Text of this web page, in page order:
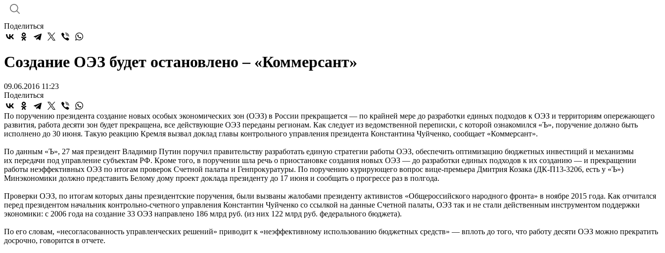
Поделиться
Создание ОЭЗ будет остановлено – «Коммерсант»
09.06.2016 11:23
Поделиться
По поручению президента создание новых особых экономических зон (ОЭЗ) в России прекращается — по крайней мере до разработки единых подходов к ОЭЗ и территориям опережающего
развития, работа десяти зон будет прекращена, все действующие ОЭЗ переданы регионам. Как следует из ведомственной переписки, с которой ознакомился «Ъ», поручение должно быть
исполнено до 30 июня. Такую реакцию Кремля вызвал доклад главы контрольного управления президента Константина Чуйченко, сообщает «Коммерсант».
По данным «Ъ», 27 мая президент Владимир Путин поручил правительству разработать единую стратегии работы ОЭЗ, обеспечить оптимизацию бюджетных инвестиций и механизмы
их передачи под управление субъектам РФ. Кроме того, в поручении шла речь о приостановке создания новых ОЭЗ — до разработки единых подходов к их созданию — и прекращении
работы неэффективных ОЭЗ по итогам проверок Счетной палаты и Генпрокуратуры. По поручению курирующего вопрос вице-премьера Дмитрия Козака (ДК-П13-3206, есть у «Ъ»)
Минэкономики должно представить Белому дому проект доклада президенту до 17 июня и сообщать о прогрессе раз в полгода.
Проверки ОЭЗ, по итогам которых даны президентские поручения, были вызваны жалобами президенту активистов «Общероссийского народного фронта» в ноябре 2015 года. Как отчитался
перед президентом начальник контрольно-счетного управления Константин Чуйченко со ссылкой на данные Счетной палаты, ОЭЗ так и не стали действенным инструментом поддержки
экономики: с 2006 года на создание 33 ОЭЗ направлено 186 млрд руб. (из них 122 млрд руб. федерального бюджета).
По его словам, «несогласованность управленческих решений» приводит к «неэффективному использованию бюджетных средств» — вплоть до того, что работу десяти ОЭЗ можно прекратить
досрочно, говорится в отчете.